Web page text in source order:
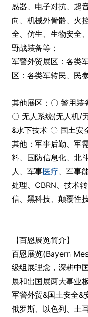
感器、电子对抗、超
向、机械外骨骼、火
全、仿生、生物安全
野战装备等；
军警外贸展区：各类
区：各类军转民
其他展区：〇 警用装
〇 无人系统(无人机/
&水下技术 〇 国土安
其他：军事后勤、军
料、国防信息化、北
人、军事医疗、军事
处理、CBRN、技术转
信、黑科技、颠覆性
【百恩展览简介】
百恩展览(Bayern
级组展理念，深耕中
展和出国展两大事业
军警外贸&国土安全&
俄罗斯、以色列、土